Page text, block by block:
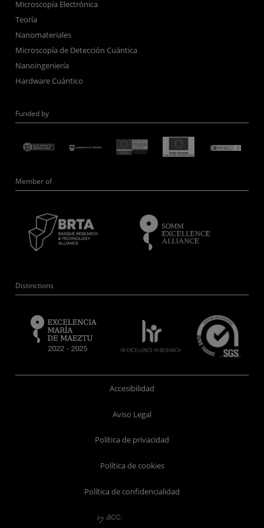
Microscopía Electrónica
Teoría
Nanomateriales
Microscopía de Detección Cuántica
Nanoingeniería
Hardware Cuántico
Funded by
Member of
Distinctions
Accesibilidad
Aviso Legal
Política de privacidad
Política de cookies
Política de confidencialidad